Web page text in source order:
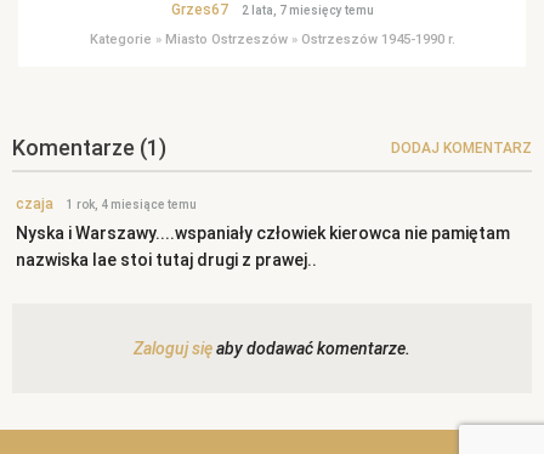
Grzes67 2 lata, 7 miesięcy temu
Kategorie » Miasto Ostrzeszów» Ostrzeszów 1945-1990 r.
Komentarze (1) DODAJ KOMENTARZ
czaja 1 rok, 4 miesiące temu
Nyska i Warszawy....wspaniały człowiek kierowca nie pamiętam
nazwiska lae stoi tutaj drugi z prawej..
Zaloguj sięaby dodawać komentarze.